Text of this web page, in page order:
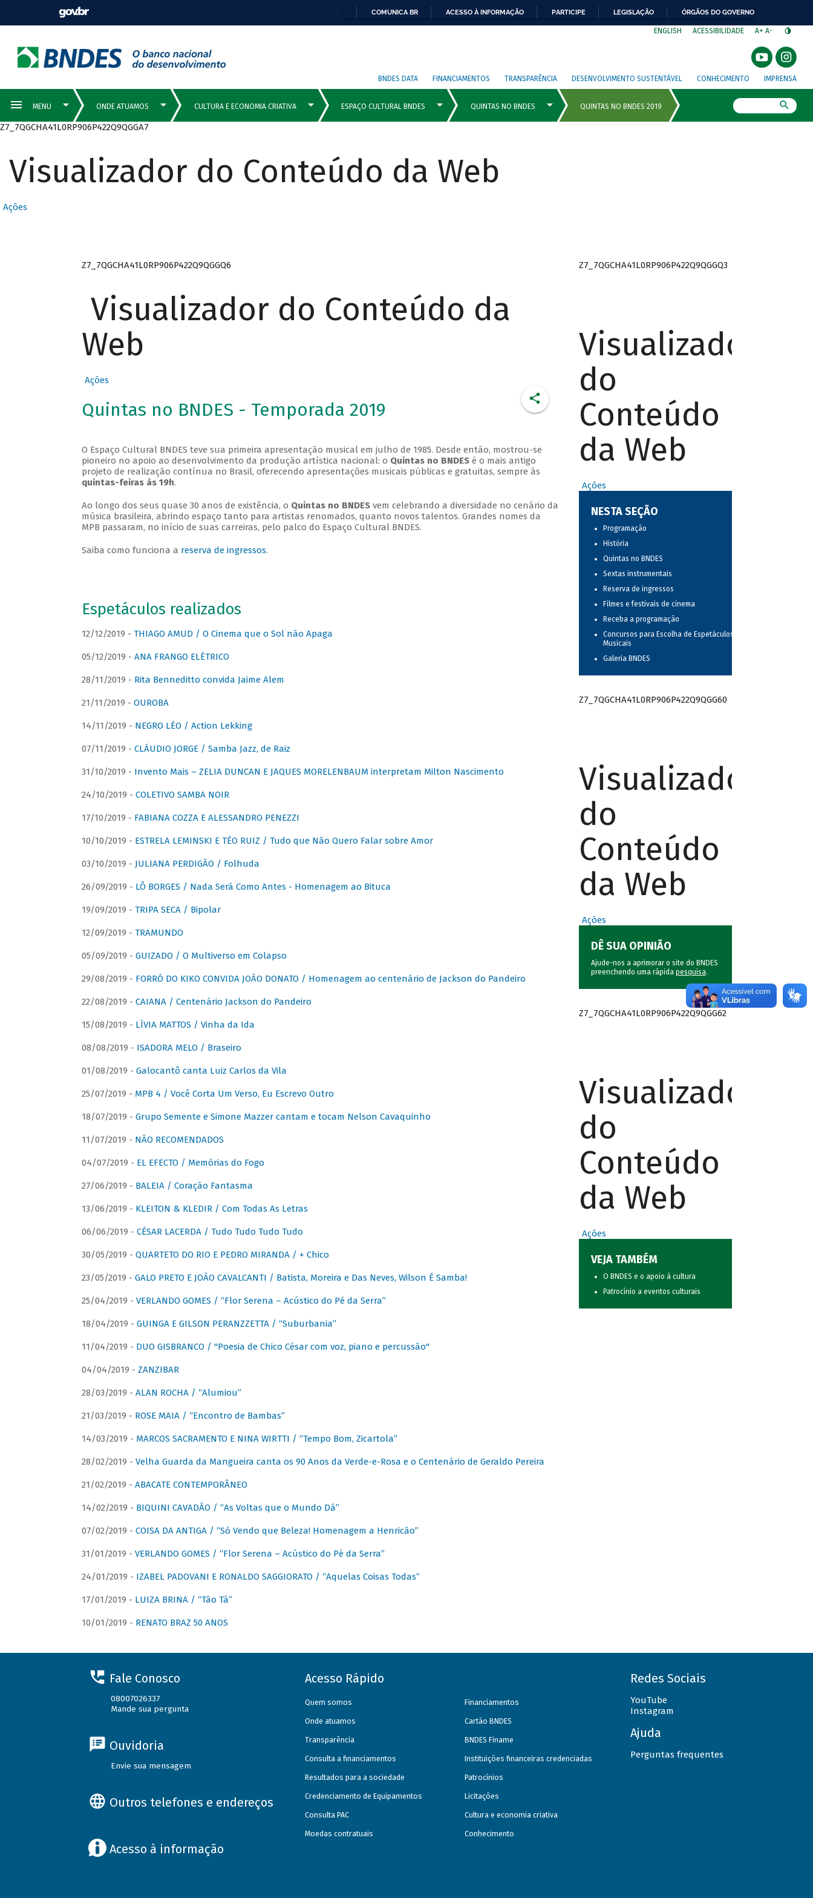
COMUNICA BR ACESSO À INFORMAÇÃO PARTICIPE LEGISLAÇÃO ÓRGÃOS DO GOVERNO
ENGLISH ACESSIBILIDADE A+ A-
BNDES DATA FINANCIAMENTOS TRANSPARÊNCIA DESENVOLVIMENTO SUSTENTÁVEL CONHECIMENTO IMPRENSA
Z7_7QGCHA41L0RP906P422Q9QGGA7
Visualizador do Conteúdo da Web
Ações
Z7_7QGCHA41L0RP906P422Q9QGGQ6
Visualizador do Conteúdo da
Web
Ações
Quintas no BNDES - Temporada 2019
O Espaço Cultural BNDES teve sua primeira apresentação musical em julho de 1985. Desde então, mostrou-se
pioneiro no apoio ao desenvolvimento da produção artística nacional: o Quintas no BNDESé o mais antigo
projeto de realização contínua no Brasil, oferecendo apresentações musicais públicas e gratuitas, sempre às
quintas-feiras às 19h.
Ao longo dos seus quase 30 anos de existência, o Quintas no BNDESvem celebrando a diversidade no cenário da
música brasileira, abrindo espaço tanto para artistas renomados, quanto novos talentos. Grandes nomes da
MPB passaram, no início de suas carreiras, pelo palco do Espaço Cultural BNDES.
Saiba como funciona a reserva de ingressos.
Espetáculos realizados
12/12/2019 - THIAGO AMUD / O Cinema que o Sol não Apaga
05/12/2019 - ANA FRANGO ELÉTRICO
28/11/2019 - Rita Benneditto convida Jaime Alem
21/11/2019 - OUROBA
14/11/2019 - NEGRO LÉO / Action Lekking
07/11/2019 - CLÁUDIO JORGE / Samba Jazz, de Raiz
31/10/2019 - Invento Mais – ZELIA DUNCAN E JAQUES MORELENBAUM interpretam Milton Nascimento
24/10/2019 - COLETIVO SAMBA NOIR
17/10/2019 - FABIANA COZZA E ALESSANDRO PENEZZI
10/10/2019 - ESTRELA LEMINSKI E TÉO RUIZ / Tudo que Não Quero Falar sobre Amor
03/10/2019 - JULIANA PERDIGÃO / Folhuda
26/09/2019 - LÔ BORGES / Nada Será Como Antes - Homenagem ao Bituca
19/09/2019 - TRIPA SECA / Bipolar
12/09/2019 - TRAMUNDO
05/09/2019 - GUIZADO / O Multiverso em Colapso
29/08/2019 - FORRÓ DO KIKO CONVIDA JOÃO DONATO / Homenagem ao centenário de Jackson do Pandeiro
22/08/2019 - CAIANA / Centenário Jackson do Pandeiro
15/08/2019 - LÍVIA MATTOS / Vinha da Ida
08/08/2019 - ISADORA MELO / Braseiro
01/08/2019 - Galocantô canta Luiz Carlos da Vila
25/07/2019 - MPB 4 / Você Corta Um Verso, Eu Escrevo Outro
18/07/2019 - Grupo Semente e Simone Mazzer cantam e tocam Nelson Cavaquinho
11/07/2019 - NÃO RECOMENDADOS
04/07/2019 - EL EFECTO / Memórias do Fogo
27/06/2019 - BALEIA / Coração Fantasma
13/06/2019 - KLEITON & KLEDIR / Com Todas As Letras
06/06/2019 - CÉSAR LACERDA / Tudo Tudo Tudo Tudo
30/05/2019 - QUARTETO DO RIO E PEDRO MIRANDA / + Chico
23/05/2019 - GALO PRETO E JOÃO CAVALCANTI / Batista, Moreira e Das Neves, Wilson É Samba!
25/04/2019 - VERLANDO GOMES / “Flor Serena – Acústico do Pé da Serra”
18/04/2019 - GUINGA E GILSON PERANZZETTA / “Suburbania”
11/04/2019 - DUO GISBRANCO / "Poesia de Chico César com voz, piano e percussão"
04/04/2019 - ZANZIBAR
28/03/2019 - ALAN ROCHA / “Alumiou”
21/03/2019 - ROSE MAIA / “Encontro de Bambas”
14/03/2019 - MARCOS SACRAMENTO E NINA WIRTTI / “Tempo Bom, Zicartola”
28/02/2019 - Velha Guarda da Mangueira canta os 90 Anos da Verde-e-Rosa e o Centenário de Geraldo Pereira
21/02/2019 - ABACATE CONTEMPORÂNEO
14/02/2019 - BIQUINI CAVADÃO / “As Voltas que o Mundo Dá”
07/02/2019 - COISA DA ANTIGA / “Só Vendo que Beleza! Homenagem a Henricão”
31/01/2019 - VERLANDO GOMES / “Flor Serena – Acústico do Pé da Serra”
24/01/2019 - IZABEL PADOVANI E RONALDO SAGGIORATO / “Aquelas Coisas Todas”
17/01/2019 - LUIZA BRINA / “Tão Tá”
10/01/2019 - RENATO BRAZ 50 ANOS
Z7_7QGCHA41L0RP906P422Q9QGGQ3
Visualizador
do
Conteúdo
da Web
Ações
NESTA SEÇÃO
Programação
História
Quintas no BNDES
Sextas instrumentais
Reserva de ingressos
Filmes e festivais de cinema
Receba a programação
Concursos para Escolha de Espetáculos
Musicais
Galeria BNDES
Z7_7QGCHA41L0RP906P422Q9QGG60
Visualizador
do
Conteúdo
da Web
Ações
DÊ SUA OPINIÃO
Ajude-nos a aprimorar o site do BNDES
preenchendo uma rápida pesquisa.
Z7_7QGCHA41L0RP906P422Q9QGG62
Visualizador
do
Conteúdo
da Web
Ações
VEJA TAMBÉM
O BNDES e o apoio à cultura
Patrocínio a eventos culturais
Fale Conosco
08007026337
Mande sua pergunta
Ouvidoria
Envie sua mensagem
Outros telefones e endereços
Acesso à informação
Acesso Rápido
Quem somos
Onde atuamos
Transparência
Consulta a financiamentos
Resultados para a sociedade
Credenciamento de Equipamentos
Consulta PAC
Moedas contratuais
Financiamentos
Cartão BNDES
BNDES Finame
Instituições financeiras credenciadas
Patrocínios
Licitações
Cultura e economia criativa
Conhecimento
Redes Sociais
YouTube
Instagram
Ajuda
Perguntas frequentes